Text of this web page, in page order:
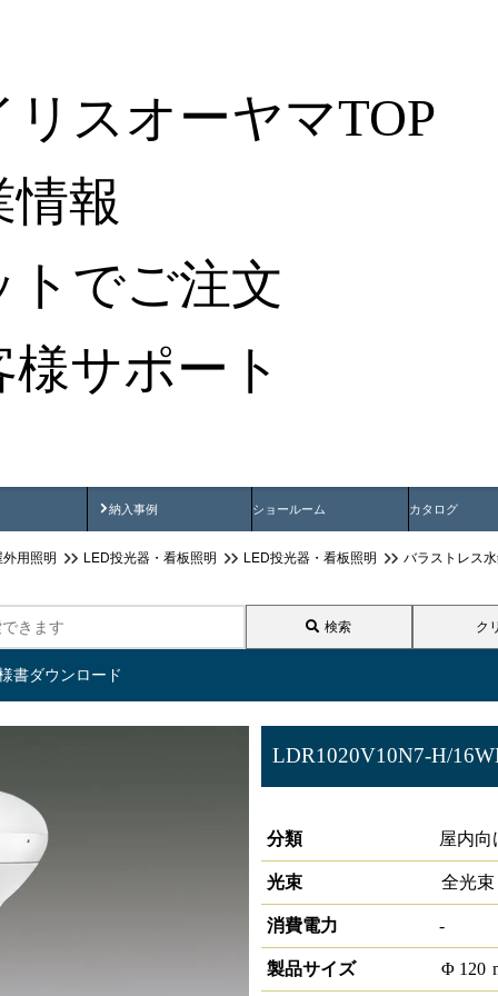
リスオーヤマTOP
情報
トでご注文
様サポート
納入事例
納入事例動画 ショールーム カタログ
外用照明 LED投光器・看板照明 LED投光器・看板照明 バラストレス
検索 ク
書ダウンロード
LDR1020V10N7-H/
分類
屋内
光束 全光束
消費電力 -
製品サイズ Φ 120